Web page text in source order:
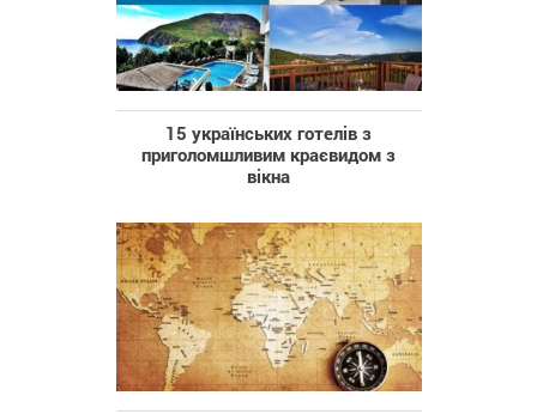
15 українських готелів з
приголомшливим краєвидом з
вікна